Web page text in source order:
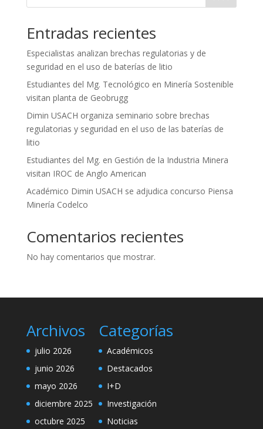
Entradas recientes
Especialistas analizan brechas regulatorias y de
seguridad en el uso de baterías de litio
Estudiantes del Mg. Tecnológico en Minería Sostenible
visitan planta de Geobrugg
Dimin USACH organiza seminario sobre brechas
regulatorias y seguridad en el uso de las baterías de
litio
Estudiantes del Mg. en Gestión de la Industria Minera
visitan IROC de Anglo American
Académico Dimin USACH se adjudica concurso Piensa
Minería Codelco
Comentarios recientes
No hay comentarios que mostrar.
Archivos
julio 2026
junio 2026
mayo 2026
diciembre 2025
octubre 2025
Categorías
Académicos
Destacados
I+D
Investigación
Noticias